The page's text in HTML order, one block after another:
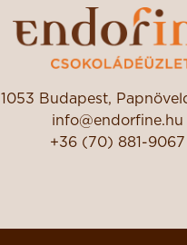
1053 Budapest,
info@endorfine.hu
+36 (70) 881-9067